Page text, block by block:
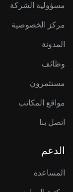
مسؤولية الشركة
مركز الخصوصية
المدونة
وظائف
مستثمرون
مواقع المكاتب
اتصل بنا
الدعم
المساعدة